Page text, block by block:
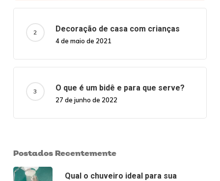
Decoração de casa com crianças
4 de maio de 2021
O que é um bidê e para que serve?
27 de junho de 2022
Postados Recentemente
Qual o chuveiro ideal para sua